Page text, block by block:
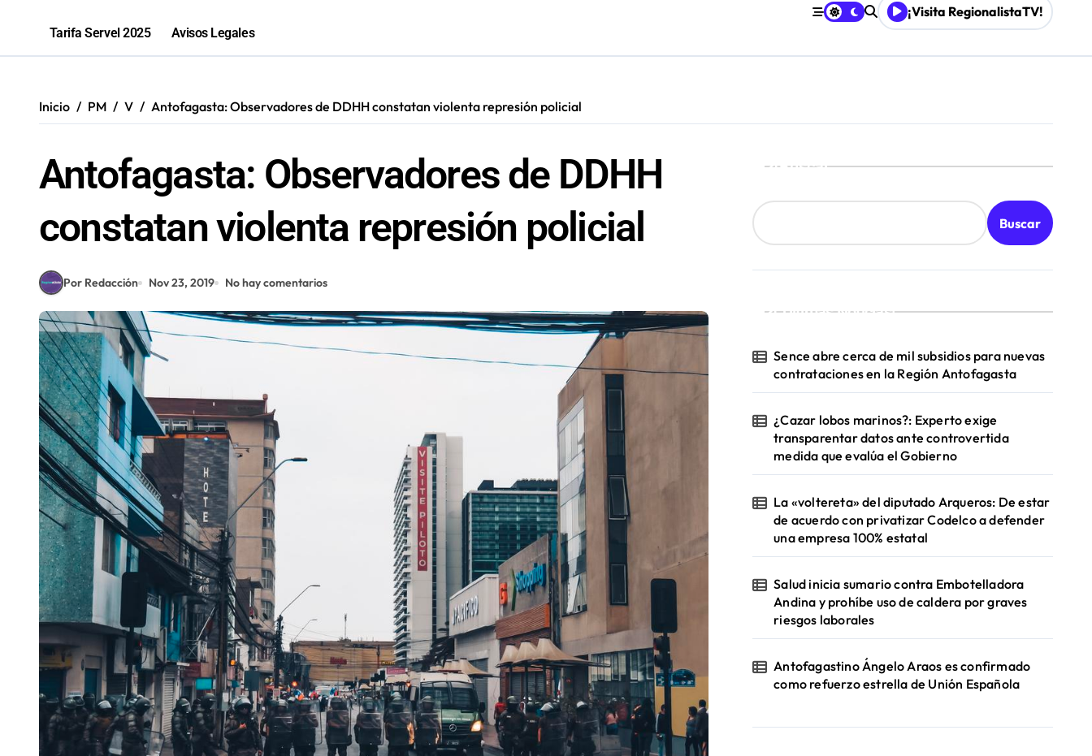
Sence abre cerca de mil subsidios para nuevas contrataciones en la Región Antofagasta
Tarifa Servel 2025 Avisos Legales
¡Visita RegionalistaTV!
Inicio PM V Antofagasta: Observadores de DDHH constatan violenta represión policial
Antofagasta: Observadores de DDHH
constatan violenta represión policial
Por Redacción Nov 23, 2019 No hay comentarios
Buscar
Buscar
¡Ultimas Noticias!
Sence abre cerca de mil subsidios para nuevas
contrataciones en la Región Antofagasta
¿Cazar lobos marinos?: Experto exige
transparentar datos ante controvertida
medida que evalúa el Gobierno
La «voltereta» del diputado Arqueros: De estar
de acuerdo con privatizar Codelco a defender
una empresa 100% estatal
Salud inicia sumario contra Embotelladora
Andina y prohíbe uso de caldera por graves
riesgos laborales
Antofagastino Ángelo Araos es confirmado
como refuerzo estrella de Unión Española